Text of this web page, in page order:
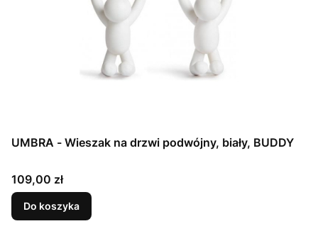
UMBRA - Wieszak na drzwi podwójny, biały, BUDDY
Cena
109,00 zł
Do koszyka